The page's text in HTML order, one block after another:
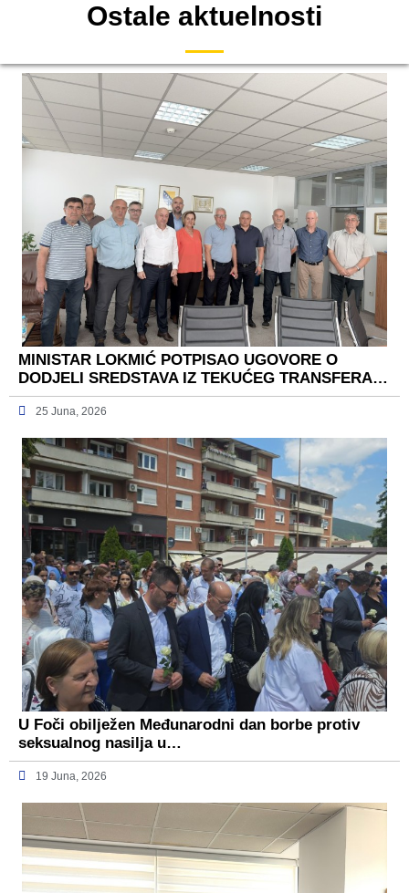
Ostale aktuelnosti
MINISTAR LOKMIĆ POTPISAO UGOVORE O
DODJELI SREDSTAVA IZ TEKUĆEG TRANSFERA…
25 Juna, 2026
U Foči obilježen Međunarodni dan borbe protiv
seksualnog nasilja u…
19 Juna, 2026